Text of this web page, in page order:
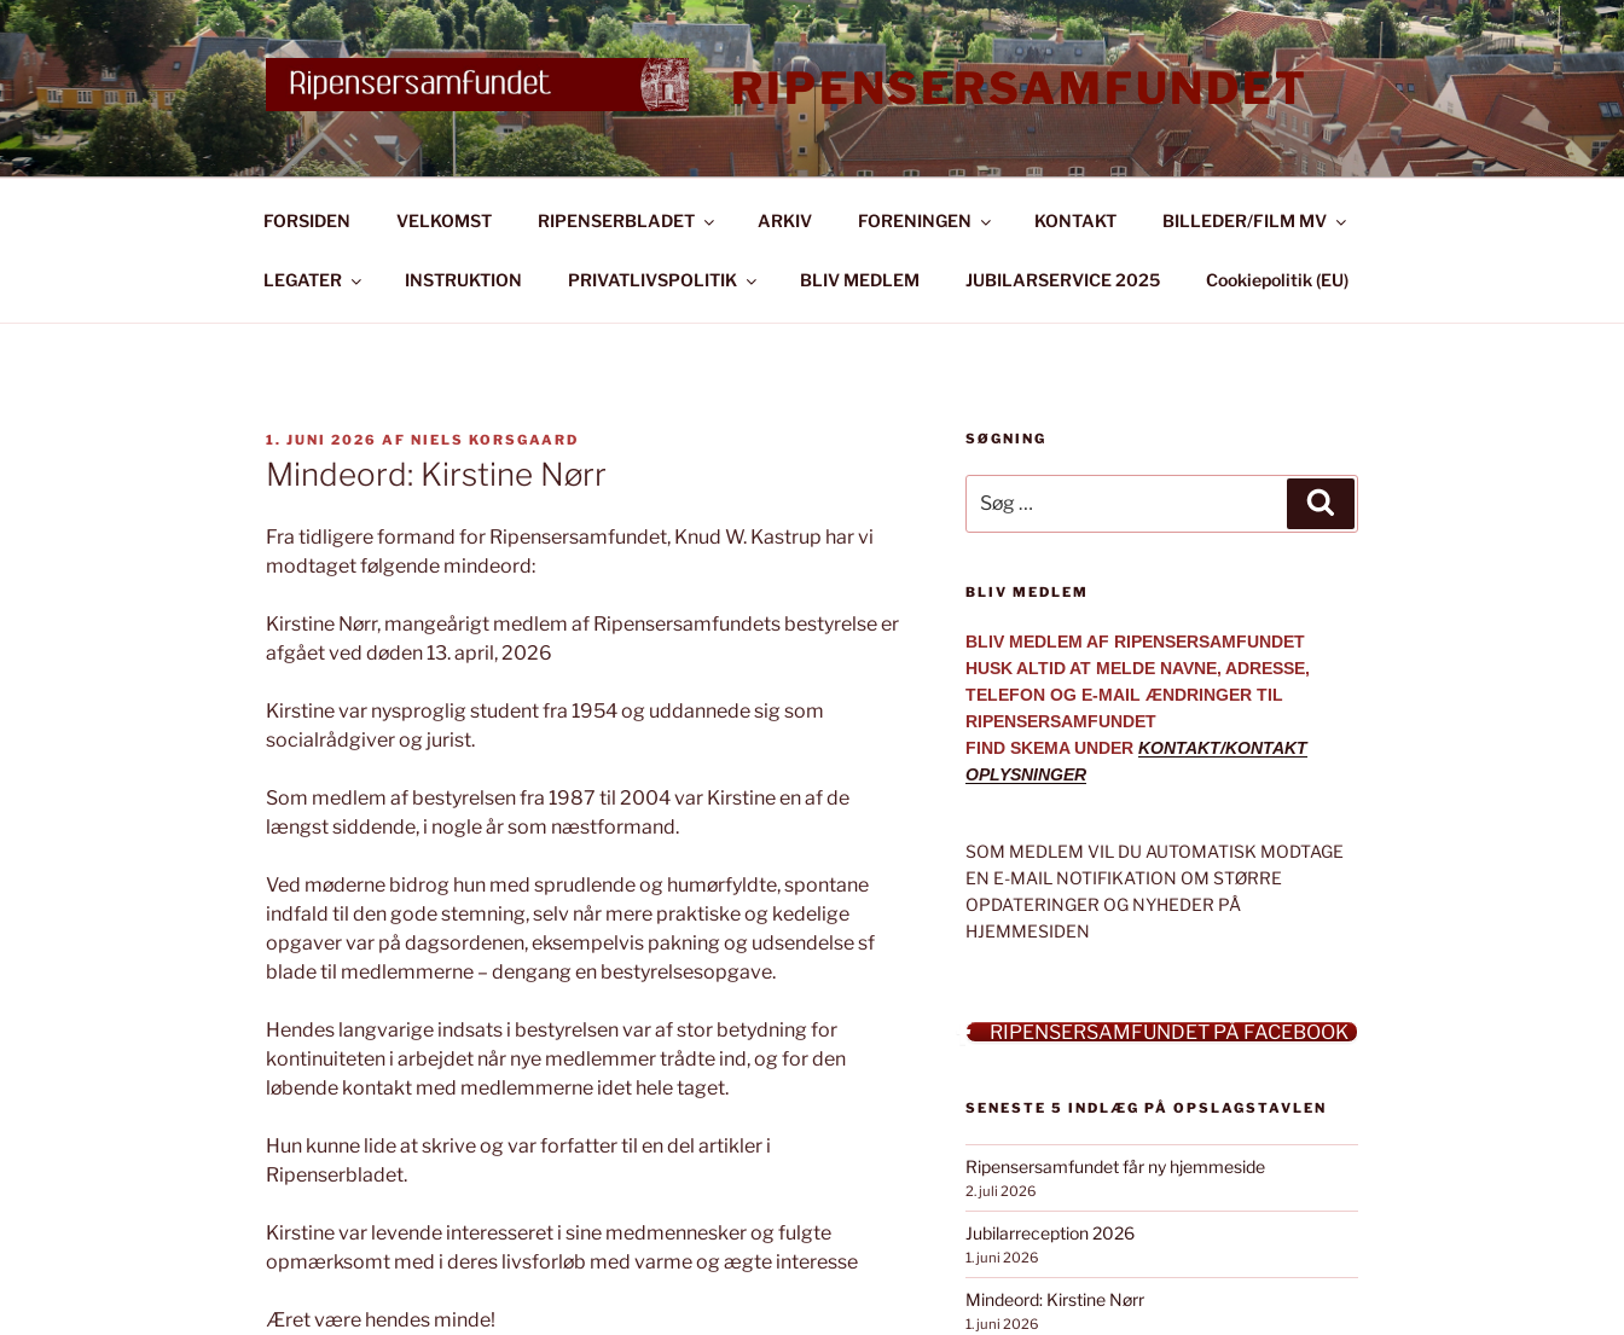
Videre
til
indhold
RIPENSERSAMFUNDET
FORSIDEN VELKOMST RIPENSERBLADET ARKIV FORENINGEN KONTAKT BILLEDER/FILM MV
LEGATER INSTRUKTION PRIVATLIVSPOLITIK BLIV MEDLEM JUBILARSERVICE 2025 Cookiepolitik (EU)
UDGIVET
1. JUNI 2026 AF NIELS KORSGAARD
Mindeord: Kirstine Nørr
Fra tidligere formand for Ripensersamfundet, Knud W. Kastrup har vi
modtaget følgende mindeord:
Kirstine Nørr, mangeårigt medlem af Ripensersamfundets bestyrelse er
afgået ved døden 13. april, 2026
Kirstine var nysproglig student fra 1954 og uddannede sig som
socialrådgiver og jurist.
Som medlem af bestyrelsen fra 1987 til 2004 var Kirstine en af de
længst siddende, i nogle år som næstformand.
Ved møderne bidrog hun med sprudlende og humørfyldte, spontane
indfald til den gode stemning, selv når mere praktiske og kedelige
opgaver var på dagsordenen, eksempelvis pakning og udsendelse sf
blade til medlemmerne – dengang en bestyrelsesopgave.
Hendes langvarige indsats i bestyrelsen var af stor betydning for
kontinuiteten i arbejdet når nye medlemmer trådte ind, og for den
løbende kontakt med medlemmerne idet hele taget.
Hun kunne lide at skrive og var forfatter til en del artikler i
Ripenserbladet.
Kirstine var levende interesseret i sine medmennesker og fulgte
opmærksomt med i deres livsforløb med varme og ægte interesse
Æret være hendes minde!
SØGNING
efter:
BLIV MEDLEM
BLIV MEDLEM AF RIPENSERSAMFUNDET
HUSK ALTID AT MELDE NAVNE, ADRESSE,
TELEFON OG E-MAIL ÆNDRINGER TIL
RIPENSERSAMFUNDET
FIND SKEMA UNDER KONTAKT/KONTAKT
OPLYSNINGER
SOM MEDLEM VIL DU AUTOMATISK MODTAGE
EN E-MAIL NOTIFIKATION OM STØRRE
OPDATERINGER OG NYHEDER PÅ
HJEMMESIDEN
RIPENSERSAMFUNDET PÅ FACEBOOK
SENESTE 5 INDLÆG PÅ OPSLAGSTAVLEN
Ripensersamfundet får ny hjemmeside
2. juli 2026
Jubilarreception 2026
1. juni 2026
Mindeord: Kirstine Nørr
1. juni 2026